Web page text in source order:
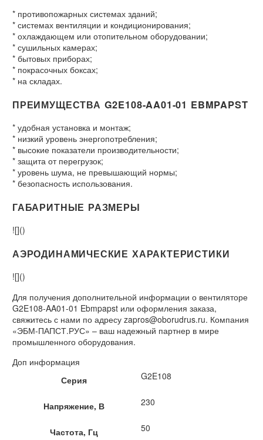
* противопожарных системах зданий;
* системах вентиляции и кондиционирования;
* охлаждающем или отопительном оборудовании;
* сушильных камерах;
* бытовых приборах;
* покрасочных боксах;
* на складах.
ПРЕИМУЩЕСТВА G2E108-AA01-01 EBMPAPST
* удобная установка и монтаж;
* низкий уровень энергопотребления;
* высокие показатели производительности;
* защита от перегрузок;
* уровень шума, не превышающий нормы;
* безопасность использования.
ГАБАРИТНЫЕ РАЗМЕРЫ
![]()
АЭРОДИНАМИЧЕСКИЕ ХАРАКТЕРИСТИКИ
![]()
Для получения дополнительной информации о вентиляторе
G2E108-AA01-01 Ebmpapst или оформления заказа,
свяжитесь с нами по адресу zapros@oborudrus.ru. Компания
«ЭБМ-ПАПСТ.РУС» – ваш надежный партнер в мире
промышленного оборудования.
Доп информация
Серия
G2E108
Напряжение, В 230
Частота, Гц 50